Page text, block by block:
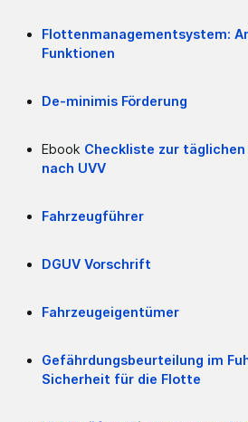
Flottenmanagementsystem:
Funktionen
De-minimis Förderung
Ebook Checkliste zur
nach UVV
Fahrzeugführer
DGUV Vorschrift
Fahrzeugeigentümer
Gefährdungsbeurteilung im
Sicherheit für die Flotte